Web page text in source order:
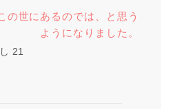
の世にあるのでは、と思う
ようになりました。
21